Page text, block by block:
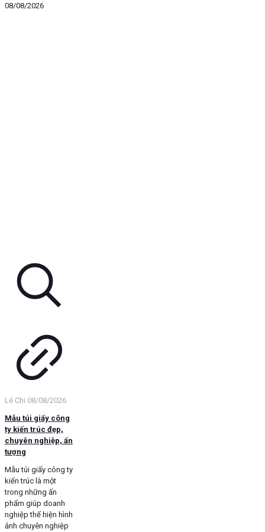
08/08/2026
Lê Chi 08/08/2026
Mẫu túi giấy công
ty kiến trúc đẹp,
chuyên nghiệp, ấn
tượng
Mẫu túi giấy công ty
kiến trúc là một
trong những ấn
phẩm giúp doanh
nghiệp thể hiện hình
ảnh chuyên nghiệp